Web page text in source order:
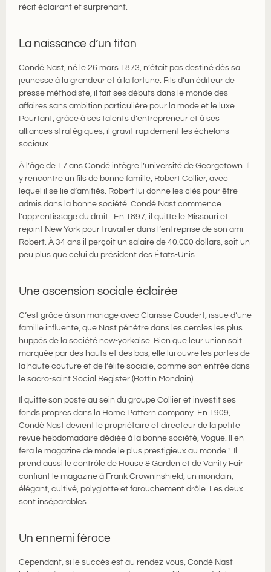
récit éclairant et surprenant.
La naissance d’un titan
Condé Nast, né le 26 mars 1873, n’était pas destiné dès sa
jeunesse à la grandeur et à la fortune. Fils d’un éditeur de
presse méthodiste, il fait ses débuts dans le monde des
affaires sans ambition particulière pour la mode et le luxe.
Pourtant, grâce à ses talents d’entrepreneur et à ses
alliances stratégiques, il gravit rapidement les échelons
sociaux.
À l’âge de 17 ans Condé intègre l’université de Georgetown. Il
y rencontre un fils de bonne famille, Robert Collier, avec
lequel il se lie d’amitiés. Robert lui donne les clés pour être
admis dans la bonne société. Condé Nast commence
l’apprentissage du droit. En 1897, il quitte le Missouri et
rejoint New York pour travailler dans l’entreprise de son ami
Robert. À 34 ans il perçoit un salaire de 40.000 dollars, soit un
peu plus que celui du président des États-Unis…
Une ascension sociale éclairée
C’est grâce à son mariage avec Clarisse Coudert, issue d’une
famille influente, que Nast pénètre dans les cercles les plus
huppés de la société new-yorkaise. Bien que leur union soit
marquée par des hauts et des bas, elle lui ouvre les portes de
la haute couture et de l’élite sociale, comme son entrée dans
le sacro-saint Social Register (Bottin Mondain).
Il quitte son poste au sein du groupe Collier et investit ses
fonds propres dans la Home Pattern company. En 1909,
Condé Nast devient le propriétaire et directeur de la petite
revue hebdomadaire dédiée à la bonne société, Vogue. Il en
fera le magazine de mode le plus prestigieux au monde ! Il
prend aussi le contrôle de House & Garden et de Vanity Fair
confiant le magazine à Frank Crowninshield, un mondain,
élégant, cultivé, polyglotte et farouchement drôle. Les deux
sont inséparables.
Un ennemi féroce
Cependant, si le succès est au rendez-vous, Condé Nast